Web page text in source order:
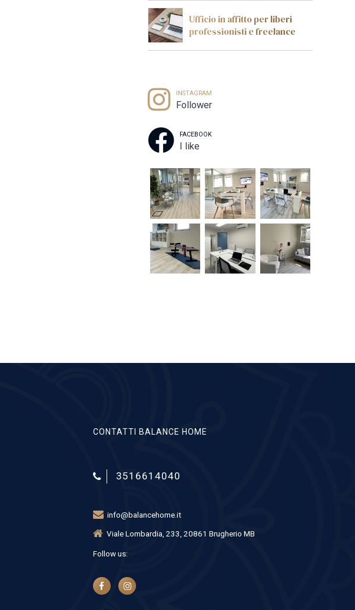
Ufficio in affitto per liberi
professionisti e freelance
INSTAGRAM
Follower
FACEBOOK
I like
CONTATTI BALANCE HOME
3516614040
info@balancehome.it
Viale Lombardia, 233, 20861 Brugherio MB
Follow us: